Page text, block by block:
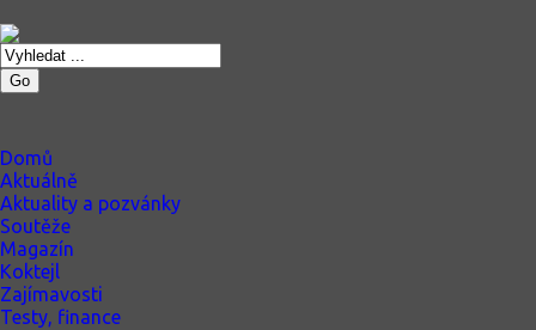
Go
Domů
Aktuálně
Aktuality a pozvánky
Soutěže
Magazín
Koktejl
Zajímavosti
Testy, finance